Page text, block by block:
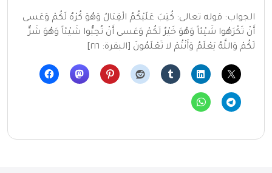
الجواب: قوله تعالى: كُتِبَ عَلَيْكُمُ الْقِتالُ وَهُوَ كُرْهٌ لَكُمْ وَعَسى
أَنْ تَكْرَهُوا شَيْئاً وَهُوَ خَيْرٌ لَكُمْ وَعَسى أَنْ تُحِبُّوا شَيْئاً وَهُوَ شَرٌّ
لَكُمْ وَاللَّهُ يَعْلَمُ وَأَنْتُمْ لا تَعْلَمُونَ [البقرة: ٢١٦]